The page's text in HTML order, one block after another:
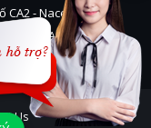
CA2 - Nacencomm
VNPT CA
Us